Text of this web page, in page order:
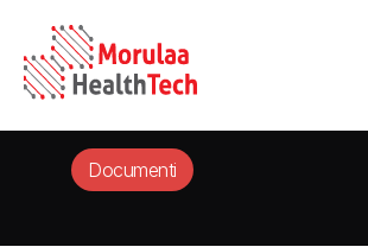
Documenti